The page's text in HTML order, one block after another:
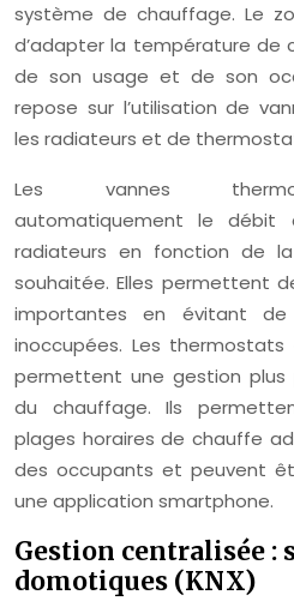
système de chauffage. Le
d’adapter la température de
de son usage et de son
repose sur l’utilisation de
les radiateurs et de
Les vannes
automatiquement le débit
radiateurs en fonction de
souhaitée. Elles permettent
importantes en évitant de
inoccupées. Les
permettent une gestion plus
du chauffage. Ils
plages horaires de chauffe
des occupants et peuvent
une application smartphone.
Gestion centralisée :
domotiques (KNX)